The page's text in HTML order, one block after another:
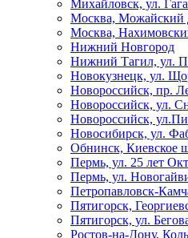
Михайловск, ул.
Москва, Можайский
Москва,
Нижний Новгород
Нижний Тагил, ул.
Новокузнецк, ул.
Новороссийск, пр.
Новороссийск, ул.
Новороссийск,
Новосибирск, ул.
Обнинск, Киевское
Пермь, ул. 25 лет
Пермь, ул.
Петропавловск-
Пятигорск,
Пятигорск, ул.
Ростов-на-Дону,